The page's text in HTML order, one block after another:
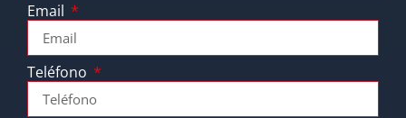
Email
Teléfono